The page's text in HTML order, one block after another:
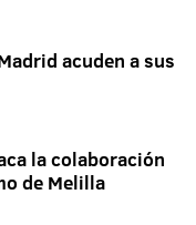
acuden a sus
la colaboración
de Melilla